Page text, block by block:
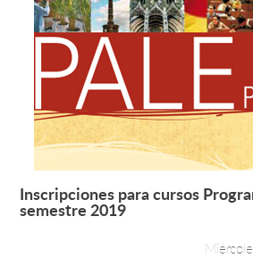
Inscripciones para cursos
semestre 2019